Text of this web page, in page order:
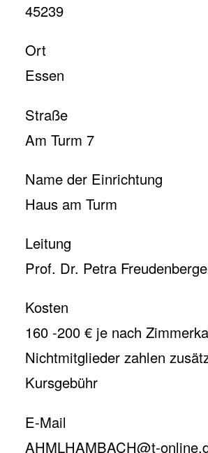
45239
Ort
Essen
Straße
Am Turm 7
Name der Einrichtung
Haus am Turm
Leitung
Prof. Dr. Petra
Kosten
160 -200 € je nach
Nichtmitglieder zahlen
Kursgebühr
E-Mail
AHMLHAMBACH@t-